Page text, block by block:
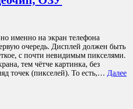
именно на экран телефона
очередь. Дисплей должен быть
с почти невидимым пикселями.
тем чётче картинка, без
точек (пикселей). То есть,… Далее